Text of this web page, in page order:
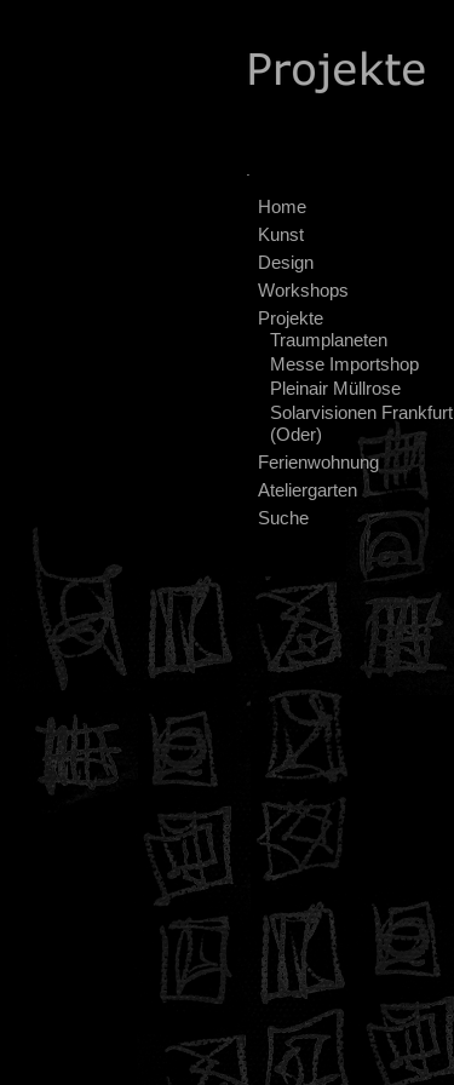
Home
Kunst
Design
Workshops
Projekte
Traumplaneten
Messe Importshop
Pleinair Müllrose
Solarvisionen Frankfurt
(Oder)
Ferienwohnung
Ateliergarten
Suche